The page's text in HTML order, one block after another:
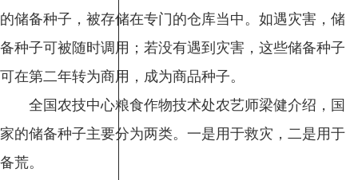
的储备种子，被存储在专门的仓库当中。如遇灾害，储
备种子可被随时调用；若没有遇到灾害，这些储备种子
可在第二年转为商用，成为商品种子。
全国农技中心粮食作物技术处农艺师梁健介绍，国
家的储备种子主要分为两类。一是用于救灾，二是用于
备荒。